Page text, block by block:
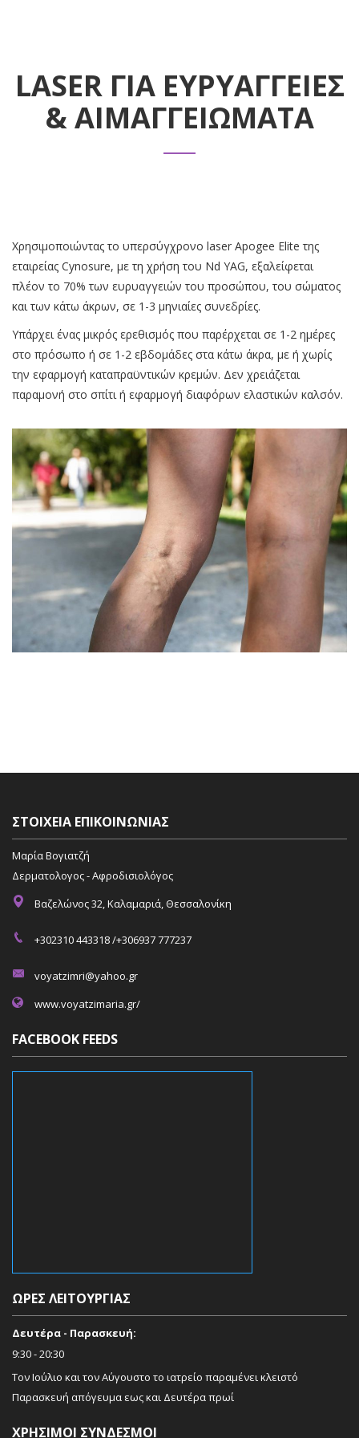
LASER ΓΙΑ ΕΥΡΥΑΓΓΕΙΕΣ
& ΑΙΜΑΓΓΕΙΩΜΑΤΑ
Χρησιμοποιώντας το υπερσύγχρονο laser Apogee Elite της
εταιρείας Cynosure, με τη χρήση του Νd YAG, εξαλείφεται
πλέον το 70% των ευρυαγγειών του προσώπου, του σώματος
και των κάτω άκρων, σε 1-3 μηνιαίες συνεδρίες.
Υπάρχει ένας μικρός ερεθισμός που παρέρχεται σε 1-2 ημέρες
στο πρόσωπο ή σε 1-2 εβδομάδες στα κάτω άκρα, με ή χωρίς
την εφαρμογή καταπραϋντικών κρεμών. Δεν χρειάζεται
παραμονή στο σπίτι ή εφαρμογή διαφόρων ελαστικών καλσόν.
ΣΤΟΙΧΕΊΑ ΕΠΙΚΟΙΝΩΝΊΑΣ
Μαρία Βογιατζή
Δερματολογος - Αφροδισιολόγος
Βαζελώνος 32, Καλαμαριά, Θεσσαλονίκη
+302310 443318 /+306937 777237
voyatzimri@yahoo.gr
www.voyatzimaria.gr/
FACEBOOK FEEDS
ΏΡΕΣ ΛΕΙΤΟΥΡΓΊΑΣ
Δευτέρα - Παρασκευή:
9:30 - 20:30
Τον Ιούλιο και τον Αύγουστο το ιατρείο παραμένει κλειστό
Παρασκευή απόγευμα εως και Δευτέρα πρωί
ΧΡΉΣΙΜΟΙ ΣΎΝΔΕΣΜΟΙ